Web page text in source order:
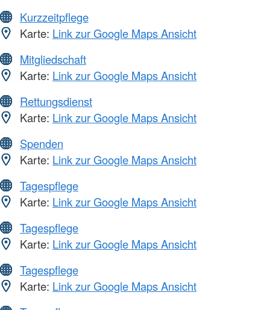
Kurzzeitpflege
Karte: Link zur Google Maps Ansicht
Mitgliedschaft
Karte: Link zur Google Maps Ansicht
Rettungsdienst
Karte: Link zur Google Maps Ansicht
Spenden
Karte: Link zur Google Maps Ansicht
Tagespflege
Karte: Link zur Google Maps Ansicht
Tagespflege
Karte: Link zur Google Maps Ansicht
Tagespflege
Karte: Link zur Google Maps Ansicht